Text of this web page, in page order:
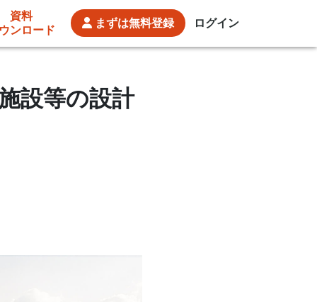
資料
ンロード
まずは無料登録 ログイン
設等の設計